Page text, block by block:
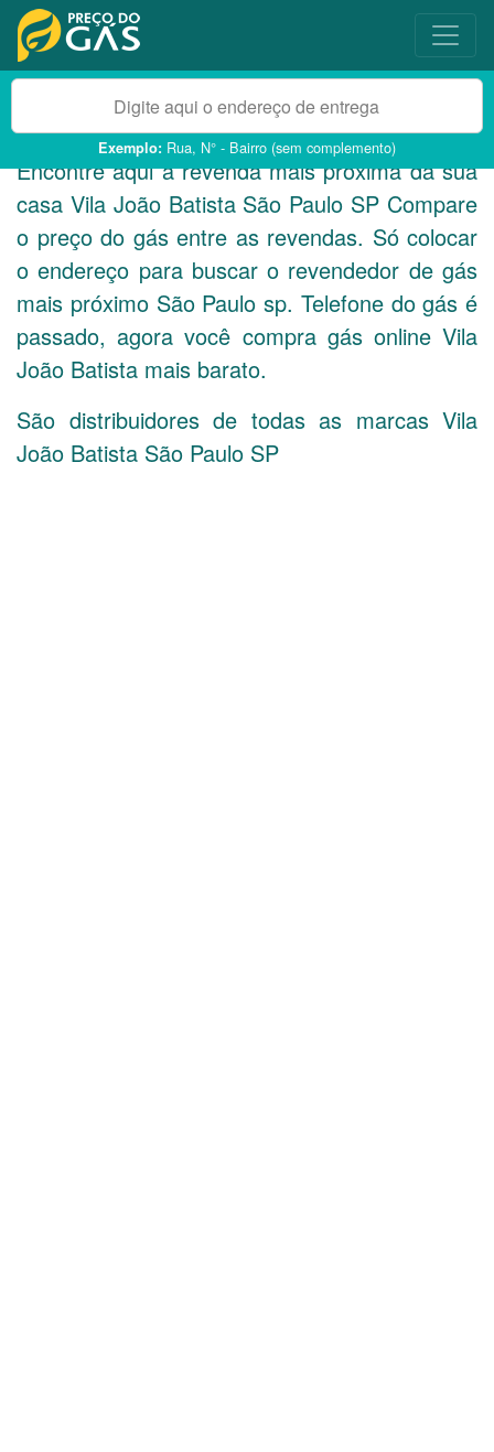
Exemplo: Rua, N° - Bairro (sem complemento)
Encontre aqui a revenda mais próxima da sua
casa Vila João Batista São Paulo SP Compare
o preço do gás entre as revendas. Só colocar
o endereço para buscar o revendedor de gás
mais próximo São Paulo sp. Telefone do gás é
passado, agora você compra gás online Vila
João Batista mais barato.
São distribuidores de todas as marcas Vila
João Batista São Paulo SP